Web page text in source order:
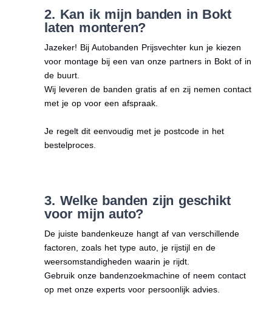
2. Kan ik mijn banden in Bokt
laten monteren?
Jazeker! Bij Autobanden Prijsvechter kun je kiezen
voor montage bij een van onze partners in Bokt of in
de buurt.
Wij leveren de banden gratis af en zij nemen contact
met je op voor een afspraak.
Je regelt dit eenvoudig met je postcode in het
bestelproces.
3. Welke banden zijn geschikt
voor mijn auto?
De juiste bandenkeuze hangt af van verschillende
factoren, zoals het type auto, je rijstijl en de
weersomstandigheden waarin je rijdt.
Gebruik onze bandenzoekmachine of neem contact
op met onze experts voor persoonlijk advies.